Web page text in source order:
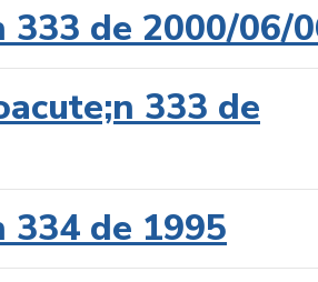
333 de 2000/06/
333 de
334 de 1995